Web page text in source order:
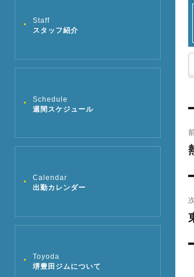
Staff
スタッフ紹介
Schedule
週間スケジュール
Calendar
出勤カレンダー
Toyoda
堺豊田ジムについて